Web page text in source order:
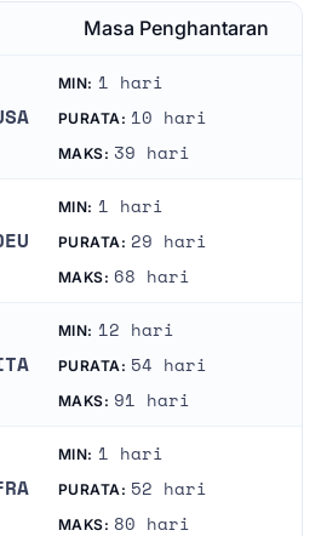
Masa Penghantaran
MIN: 1 hari
PURATA: 10 hari
MAKS: 39 hari
MIN: 1 hari
PURATA: 29 hari
MAKS: 68 hari
MIN: 12 hari
PURATA: 54 hari
MAKS: 91 hari
MIN: 1 hari
PURATA: 52 hari
MAKS: 80 hari